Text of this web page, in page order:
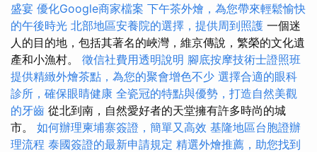
盛宴 優化Google商家檔案 下午茶外燴，為您帶來輕鬆愉快
的午後時光 北部地區安養院的選擇，提供周到照護 一個迷
人的目的地，包括其著名的峽灣，維京傳說，繁榮的文化遺
產和小漁村。 徵信社費用透明說明 腳底按摩技術士證照班
提供精緻外燴茶點，為您的聚會增色不少 選擇合適的眼科
診所，確保眼睛健康 全瓷冠的特點與優勢，打造自然美觀
的牙齒 從北到南，自然愛好者的天堂擁有許多時尚的城
市。 如何辦理柬埔寨簽證，簡單又高效 基隆地區台胞證辦
理流程 泰國簽證的最新申請規定 精選外燴推薦，助您找到